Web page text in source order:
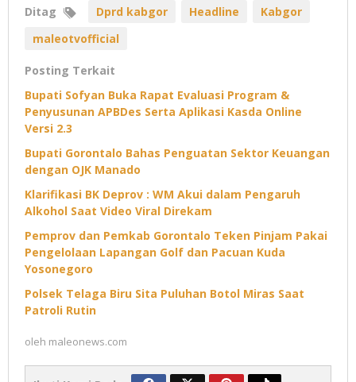
Ditag Dprd kabgor Headline
Kabgor
maleotvofficial
Posting Terkait
Bupati Sofyan Buka Rapat Evaluasi Program &
Penyusunan APBDes Serta Aplikasi Kasda Online
Versi 2.3
Bupati Gorontalo Bahas Penguatan Sektor Keuangan
dengan OJK Manado
Klarifikasi BK Deprov : WM Akui dalam Pengaruh
Alkohol Saat Video Viral Direkam
Pemprov dan Pemkab Gorontalo Teken Pinjam Pakai
Pengelolaan Lapangan Golf dan Pacuan Kuda
Yosonegoro
Polsek Telaga Biru Sita Puluhan Botol Miras Saat
Patroli Rutin
oleh maleonews.com